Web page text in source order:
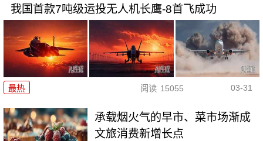
我国首款7吨级运投无人机长鹰-8首飞成功
最热 阅读 15055 03-31
承载烟火气的早市、菜市场渐成
文旅消费新增长点